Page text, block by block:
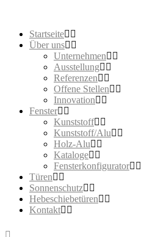
Startseite
Über uns
Unternehmen
Ausstellung
Referenzen
Offene Stellen
Innovation
Fenster
Kunststoff
Kunststoff/Alu
Holz-Alu
Kataloge
Fensterkonfigurator
Türen
Sonnenschutz
Hebeschiebetüren
Kontakt